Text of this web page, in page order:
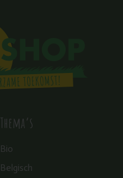
Thema’s
Bio
Belgisch